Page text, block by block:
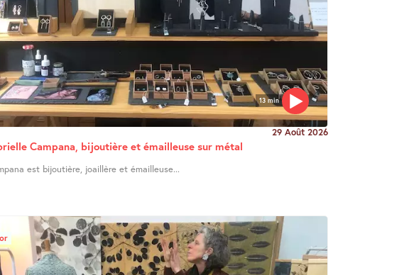
13 min
29 Août 2026
Campana, bijoutière et émailleuse sur métal
est bijoutière, joaillère et émailleuse...